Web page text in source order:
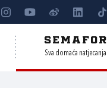
SEMAFOR
Sva domaća natjecanja